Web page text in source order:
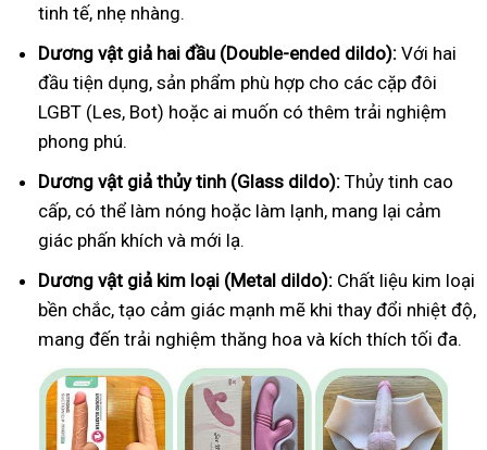
tinh tế, nhẹ nhàng.
Dương vật giả hai đầu (Double-ended dildo): Với hai
đầu tiện dụng, sản phẩm phù hợp cho các cặp đôi
LGBT (Les, Bot) hoặc ai muốn có thêm trải nghiệm
phong phú.
Dương vật giả thủy tinh (Glass dildo): Thủy tinh cao
cấp, có thể làm nóng hoặc làm lạnh, mang lại cảm
giác phấn khích và mới lạ.
Dương vật giả kim loại (Metal dildo): Chất liệu kim loại
bền chắc, tạo cảm giác mạnh mẽ khi thay đổi nhiệt độ,
mang đến trải nghiệm thăng hoa và kích thích tối đa.